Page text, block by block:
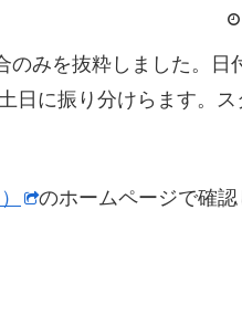
みを抜粋しました。日
日に振り分けらます。
のホームページで確認